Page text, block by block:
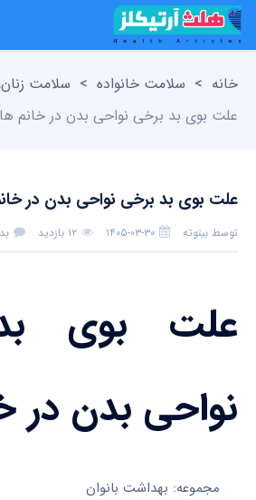
خانه > سلامت خانواده > سلامت
علت بوی بد برخی نواحی بدن در خانم ها
علت بوی بد برخی نواحی بدن در
توسط بیتوته ۱۴۰۵-۰۳-۳۰ ۱۲ بازدید
علت بوی
نواحی بدن در
مجموعه: بهداشت بانوان